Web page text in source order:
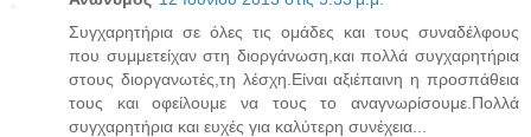
Συγχαρητήρια σε όλες τις ομάδες και τους συναδέλφους
που συμμετείχαν στη διοργάνωση,και πολλά συγχαρητήρια
στους διοργανωτές,τη λέσχη.Είναι αξιέπαινη η προσπάθεια
τους και οφείλουμε να τους το αναγνωρίσουμε.Πολλά
συγχαρητήρια και ευχές για καλύτερη συνέχεια...